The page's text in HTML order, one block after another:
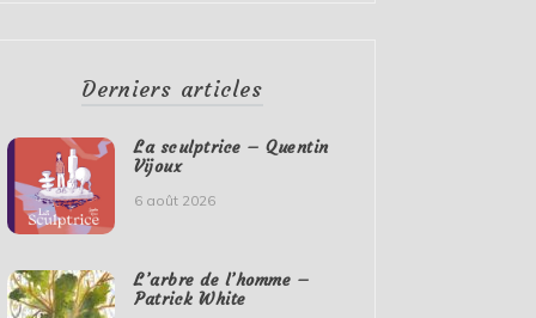
Derniers articles
La sculptrice – Quentin
Vijoux
6 août 2026
L’arbre de l’homme –
Patrick White